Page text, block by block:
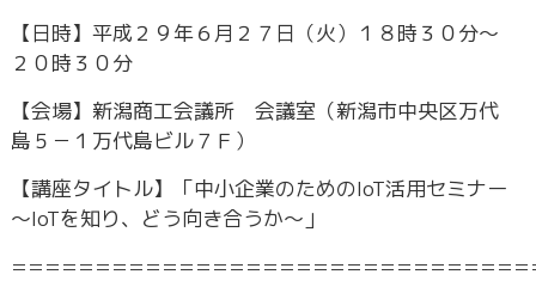
【日時】平成２９年６月２７日（火）１８時３０分～
２０時３０分
【会場】新潟商工会議所 会議室（新潟市中央区万代
島５－１万代島ビル７Ｆ）
【講座タイトル】「中小企業のためのIoT活用セミナー
～IoTを知り、どう向き合うか～」